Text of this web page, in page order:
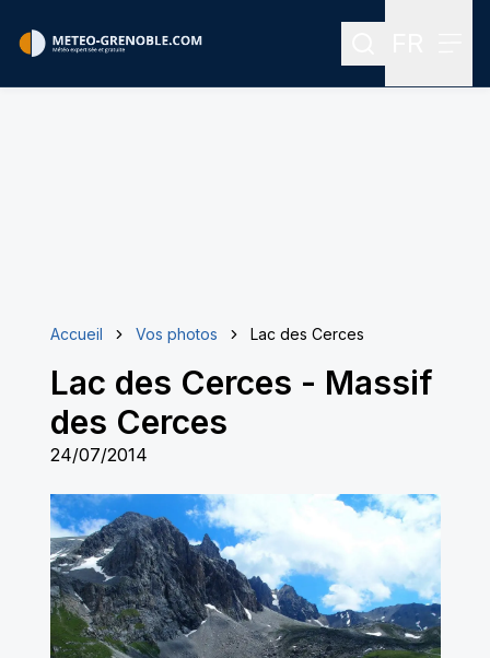
Rechercher
Accueil Vos photos Lac des Cerces
Lac des Cerces - Massif
des Cerces
24/07/2014